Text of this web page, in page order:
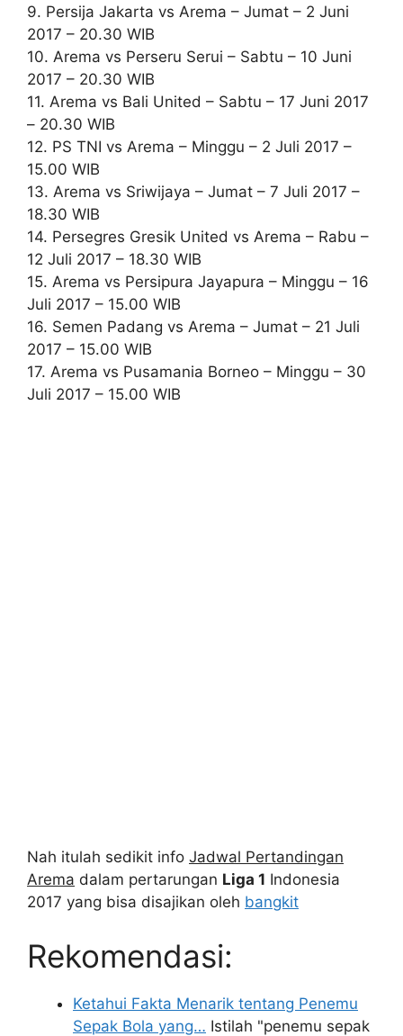
9. Persija Jakarta vs Arema – Jumat – 2 Juni
2017 – 20.30 WIB
10. Arema vs Perseru Serui – Sabtu – 10 Juni
2017 – 20.30 WIB
11. Arema vs Bali United – Sabtu – 17 Juni 2017
– 20.30 WIB
12. PS TNI vs Arema – Minggu – 2 Juli 2017 –
15.00 WIB
13. Arema vs Sriwijaya – Jumat – 7 Juli 2017 –
18.30 WIB
14. Persegres Gresik United vs Arema – Rabu –
12 Juli 2017 – 18.30 WIB
15. Arema vs Persipura Jayapura – Minggu – 16
Juli 2017 – 15.00 WIB
16. Semen Padang vs Arema – Jumat – 21 Juli
2017 – 15.00 WIB
17. Arema vs Pusamania Borneo – Minggu – 30
Juli 2017 – 15.00 WIB
Nah itulah sedikit info Jadwal Pertandingan
Arema dalam pertarungan Liga 1 Indonesia
2017 yang bisa disajikan oleh bangkit
Rekomendasi:
Ketahui Fakta Menarik tentang Penemu
Sepak Bola yang… Istilah "penemu sepak